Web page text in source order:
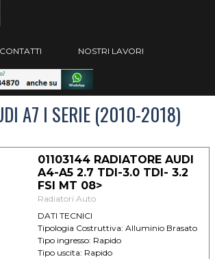
Salta menù
CONTATTI NOSTRI LAVORI
A7 I SERIE (2010-2018)
01103144 RADIATORE AUDI
A4-A5 2.7 TDI-3.0 TDI- 3.2
FSI MT 08>
Radiatori Auto
DATI TECNICI
Tipologia Costruttiva: Alluminio Brasato
Tipo ingresso: Rapido
Tipo uscita: Rapido